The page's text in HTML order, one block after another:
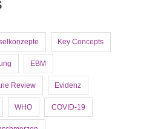
Key Concepts
EBM
Review Evidenz
WHO COVID-19